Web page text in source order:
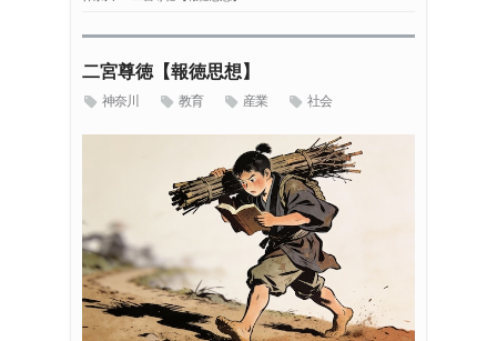
二宮尊徳【報徳思想】
神奈川 教育 産業 社会